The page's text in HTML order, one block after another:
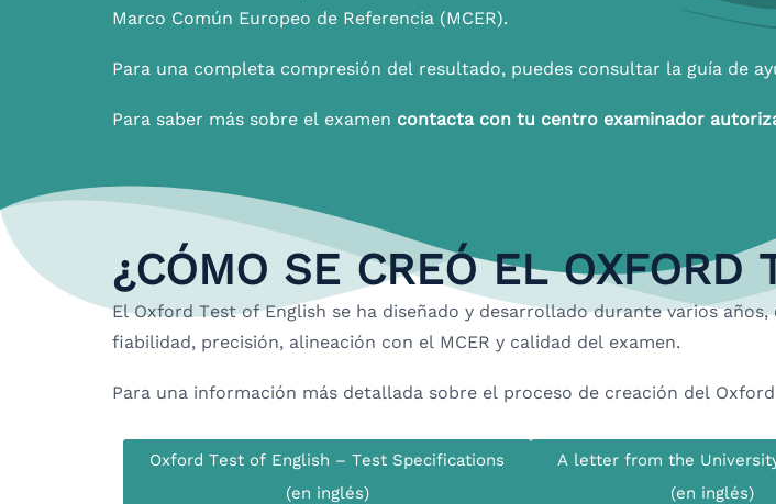
Marco Común Europeo de Referencia (MCER).
Para una completa compresión del resultado, puedes consultar la guía de
Para saber más sobre el examen contacta con tu centro examinador
¿CÓMO SE CREÓ EL OXFORD
El Oxford Test of English se ha diseñado y desarrollado durante varios
fiabilidad, precisión, alineación con el MCER y calidad del examen.
Para una información más detallada sobre el proceso de creación del
Oxford Test of English – Test Specifications
(en inglés)
A letter from the
(en inglés)